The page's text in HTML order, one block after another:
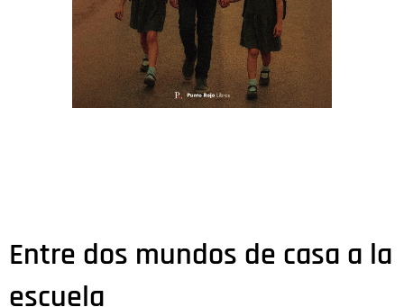
Entre dos mundos de casa a la
escuela